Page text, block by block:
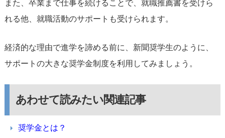
また、卒業まで仕事を続けることで、就職推薦書を受けら
れる他、就職活動のサポートも受けられます。
経済的な理由で進学を諦める前に、新聞奨学生のように、
サポートの大きな奨学金制度を利用してみましょう。
あわせて読みたい関連記事
奨学金とは？